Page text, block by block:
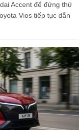
Accent để đứng thứ
Vios tiếp tục dẫn